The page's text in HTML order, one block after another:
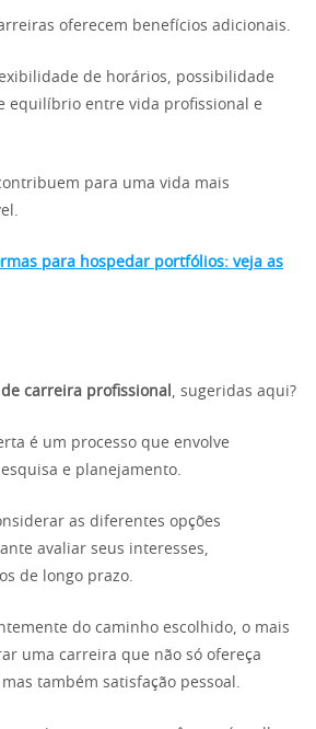
oferecem benefícios adicionais.
de horários, possibilidade
equilíbrio entre vida profissional e
para uma vida mais
para hospedar portfólios: veja as
carreira profissional , sugeridas aqui?
é um processo que envolve
e planejamento.
as diferentes opções
avaliar seus interesses,
de longo prazo.
do caminho escolhido, o mais
uma carreira que não só ofereça
também satisfação pessoal.